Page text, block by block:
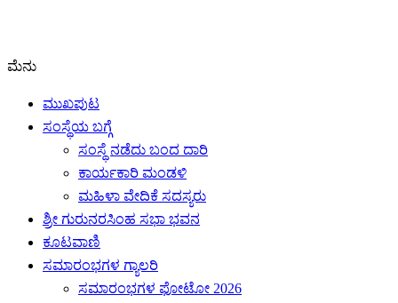
ಮೆನು
ಮುಖಪುಟ
ಸಂಸ್ಥೆಯ ಬಗ್ಗೆ
ಸಂಸ್ಥೆ ನಡೆದು ಬಂದ ದಾರಿ
ಕಾರ್ಯಕಾರಿ ಮಂಡಳಿ
ಮಹಿಳಾ ವೇದಿಕೆ ಸದಸ್ಯರು
ಶ್ರೀ ಗುರುನರಸಿಂಹ ಸಭಾ ಭವನ
ಕೂಟವಾಣಿ
ಸಮಾರಂಭಗಳ ಗ್ಯಾಲರಿ
ಸಮಾರಂಭಗಳ ಫೋಟೋ 2026